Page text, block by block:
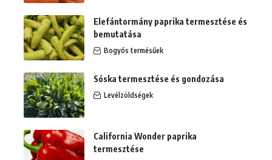
Elefántormány paprika termesztése és
bemutatása
Bogyós termésűek
Sóska termesztése és gondozása
Levélzöldségek
California Wonder paprika
termesztése